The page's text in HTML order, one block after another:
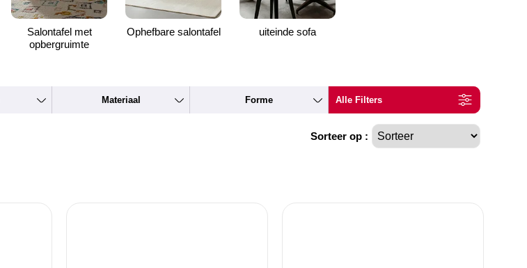
Salontafel met
opbergruimte
Ophefbare salontafel uiteinde sofa
Materiaal Forme Alle Filters
Sorteer op :